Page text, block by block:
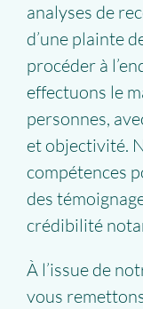
analyses de
d’une plainte
procéder à
effectuons le
personnes,
et objectivité.
compétences
des
crédibilité
À l’issue de
vous